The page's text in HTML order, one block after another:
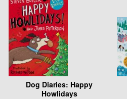
Dog Diaries: Happy
Howlidays